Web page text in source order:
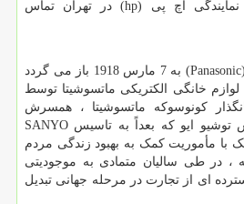
hp)) در تهران تماس
Panasonic
) به 7 مارس 1918 باز می گردد
لوازم خانگی الکتریکی ماتسوشیتا توسط
کونوسوکه ماتسوشیتا ، همسرش
توشیو ایو که بعداً به تاسیس SANYO
با مأموریت کمک به بهبود زندگی مردم
در طی سالیان متمادی به موجودیتی
ای از تجارت در مرحله جهانی تبدیل